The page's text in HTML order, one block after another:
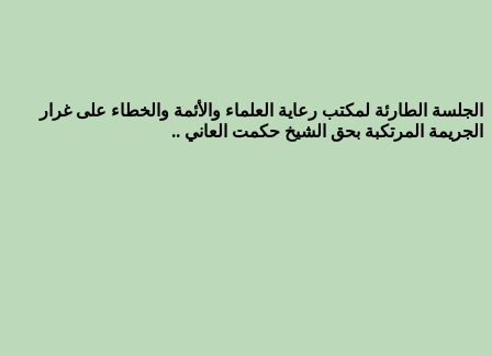
الجلسة الطارئة لمكتب رعاية العلماء والأئمة والخطاء على غرار
الجريمة المرتكبة بحق الشيخ حكمت العاني ..